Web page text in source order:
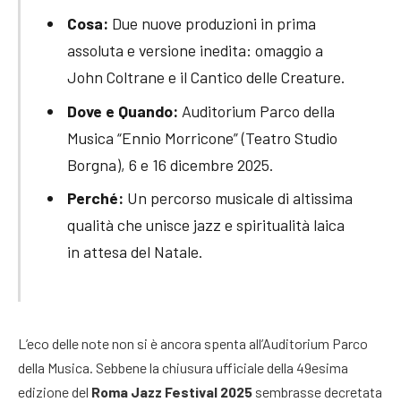
Cosa: Due nuove produzioni in prima
assoluta e versione inedita: omaggio a
John Coltrane e il Cantico delle Creature.
Dove e Quando: Auditorium Parco della
Musica “Ennio Morricone” (Teatro Studio
Borgna), 6 e 16 dicembre 2025.
Perché: Un percorso musicale di altissima
qualità che unisce jazz e spiritualità laica
in attesa del Natale.
L’eco delle note non si è ancora spenta all’Auditorium Parco
della Musica. Sebbene la chiusura ufficiale della 49esima
edizione del Roma Jazz Festival 2025 sembrasse decretata